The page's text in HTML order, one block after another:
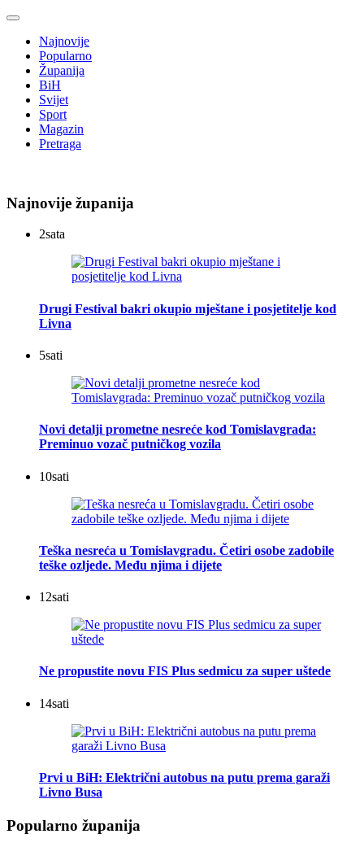
Najnovije
Popularno
Županija
BiH
Svijet
Sport
Magazin
Pretraga
Najnovije županija
2sata
Drugi Festival bakri okupio mještane i posjetitelje kod
Livna
5sati
Novi detalji prometne nesreće kod Tomislavgrada:
Preminuo vozač putničkog vozila
10sati
Teška nesreća u Tomislavgradu. Četiri osobe zadobile
teške ozljede. Među njima i dijete
12sati
Ne propustite novu FIS Plus sedmicu za super uštede
14sati
Prvi u BiH: Električni autobus na putu prema garaži
Livno Busa
Popularno županija